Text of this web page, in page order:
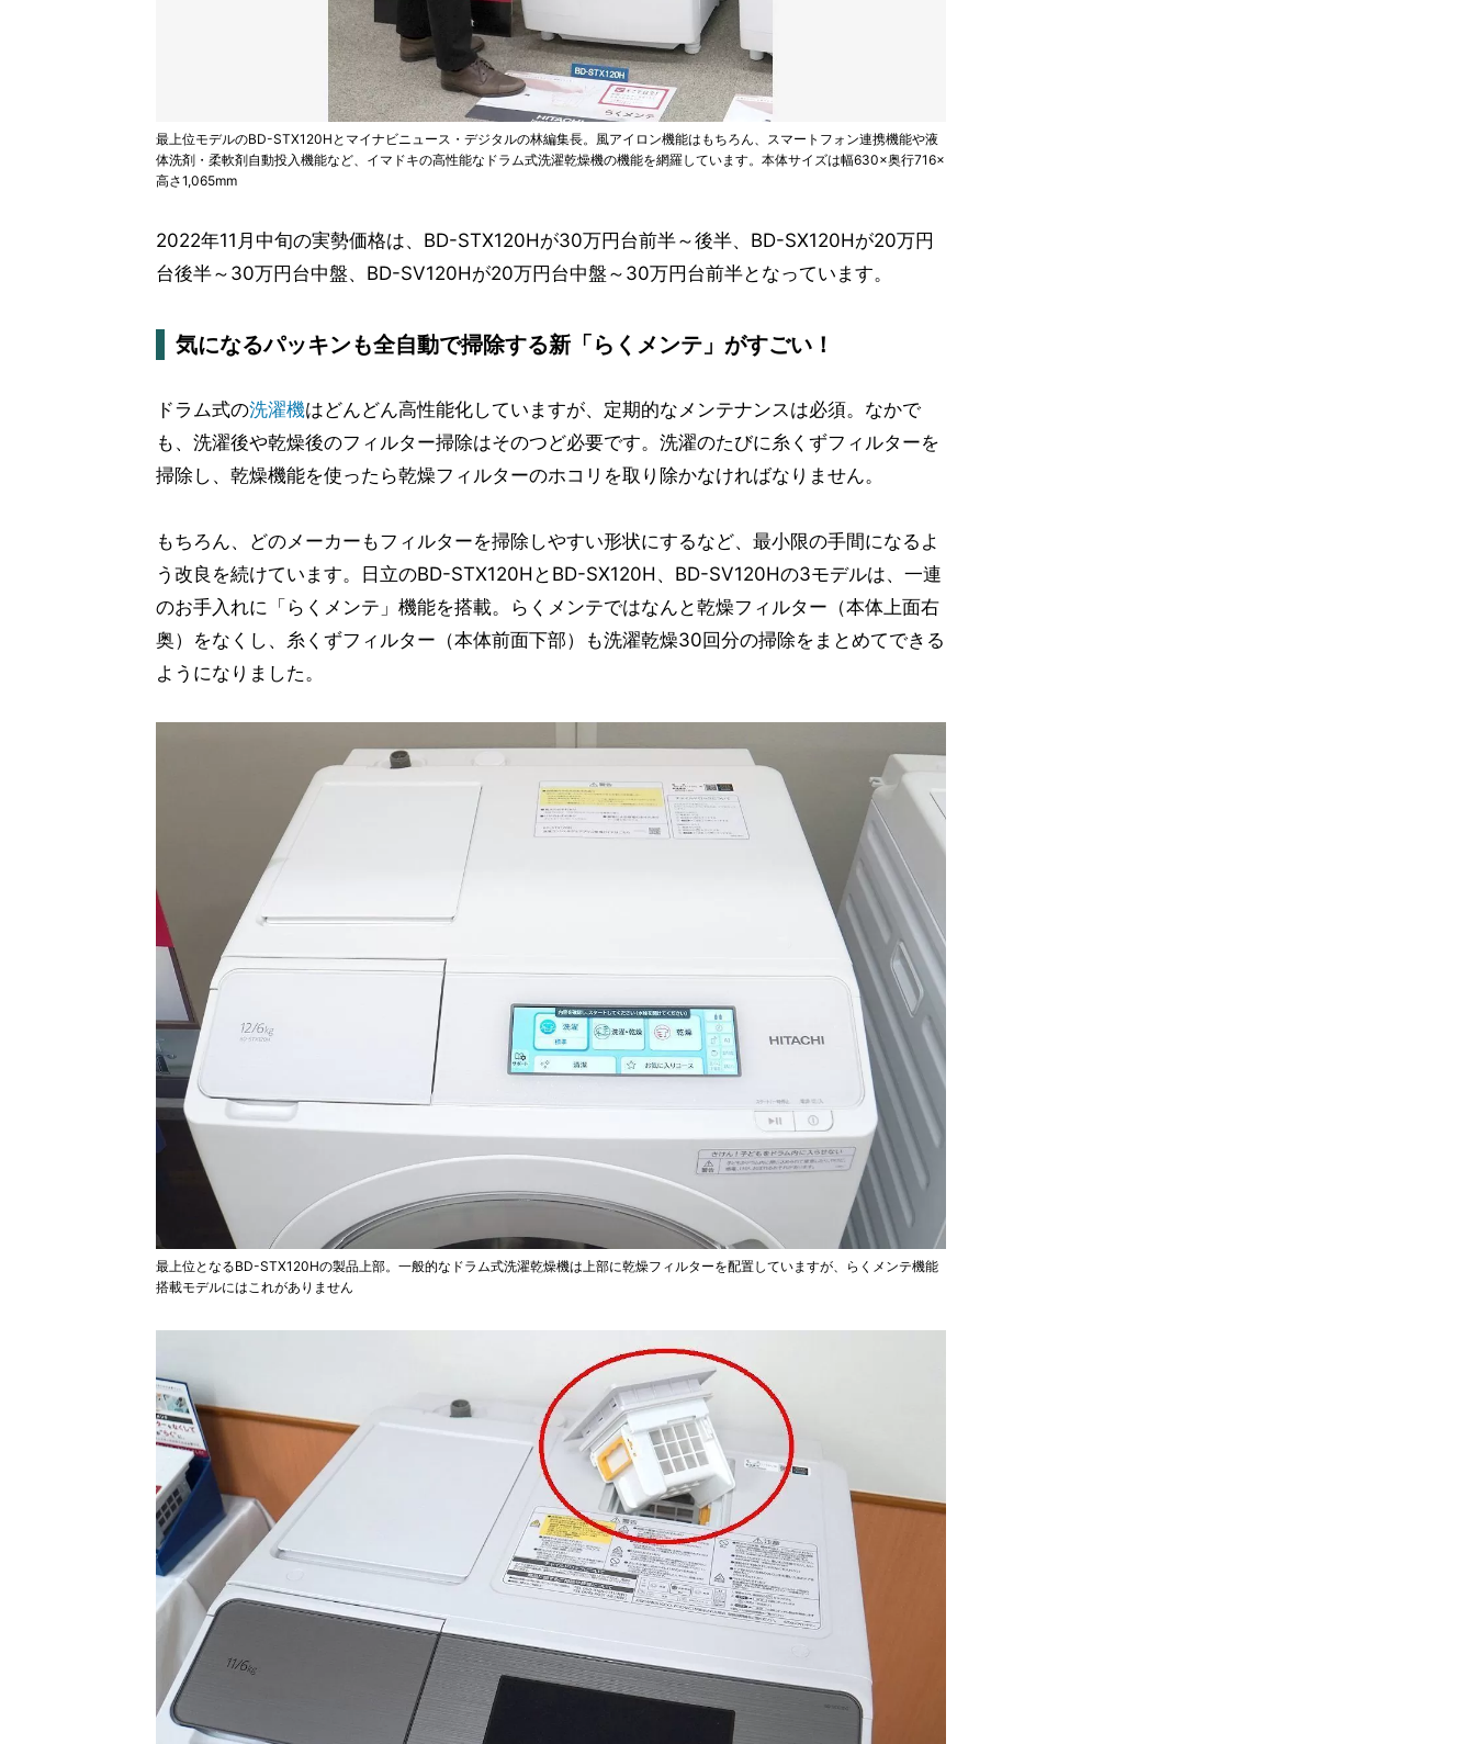
最上位モデルのBD-STX120Hとマイナビニュース・デジタルの林編集長。風アイロン機能はもちろん、スマートフォン連携機能や液
体洗剤・柔軟剤自動投入機能など、イマドキの高性能なドラム式洗濯乾燥機の機能を網羅しています。本体サイズは幅630×奥行716×
高さ1,065mm
2022年11月中旬の実勢価格は、BD-STX120Hが30万円台前半～後半、BD-SX120Hが20万円
台後半～30万円台中盤、BD-SV120Hが20万円台中盤～30万円台前半となっています。
気になるパッキンも全自動で掃除する新「らくメンテ」がすごい！
ドラム式の洗濯機はどんどん高性能化していますが、定期的なメンテナンスは必須。なかで
も、洗濯後や乾燥後のフィルター掃除はそのつど必要です。洗濯のたびに糸くずフィルターを
掃除し、乾燥機能を使ったら乾燥フィルターのホコリを取り除かなければなりません。
もちろん、どのメーカーもフィルターを掃除しやすい形状にするなど、最小限の手間になるよ
う改良を続けています。日立のBD-STX120HとBD-SX120H、BD-SV120Hの3モデルは、一連
のお手入れに「らくメンテ」機能を搭載。らくメンテではなんと乾燥フィルター（本体上面右
奥）をなくし、糸くずフィルター（本体前面下部）も洗濯乾燥30回分の掃除をまとめてできる
ようになりました。
最上位となるBD-STX120Hの製品上部。一般的なドラム式洗濯乾燥機は上部に乾燥フィルターを配置していますが、らくメンテ機能
搭載モデルにはこれがありません